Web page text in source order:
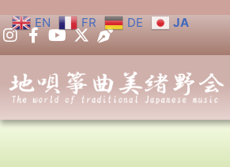
EN FR DE JA